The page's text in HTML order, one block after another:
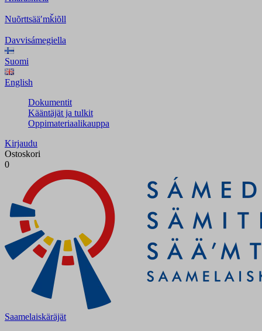
Nuõrttsääʹmǩiõll
Davvisámegiella
Suomi
English
Dokumentit
Kääntäjät ja tulkit
Oppimateriaalikauppa
Kirjaudu
Ostoskori
0
Saamelaiskäräjät